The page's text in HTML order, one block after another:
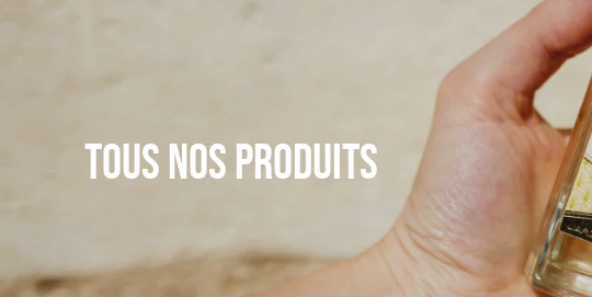
Tous nos produits